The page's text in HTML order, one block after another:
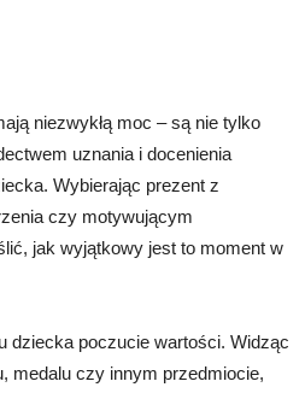
niezwykłą moc – są nie tylko
uznania i docenienia
Wybierając prezent z
czy motywującym
jak wyjątkowy jest to moment w
dziecka poczucie wartości. Widząc
medalu czy innym przedmiocie,